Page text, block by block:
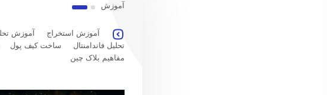
آموزش
آموزش استخراج آموزش
تحلیل فاندامنتال
ساخت کیف پول
مفاهیم بلاک چین